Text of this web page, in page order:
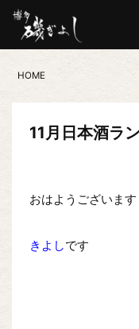
HOME
11月日本酒ラ
おはようございます
きよしです